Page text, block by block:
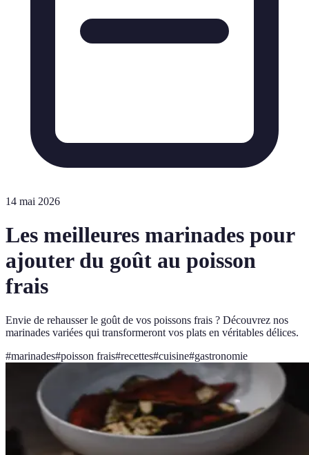
14 mai 2026
Les meilleures marinades pour
ajouter du goût au poisson
frais
Envie de rehausser le goût de vos poissons frais ? Découvrez nos
marinades variées qui transformeront vos plats en véritables délices.
#marinades#poisson frais#recettes#cuisine#gastronomie